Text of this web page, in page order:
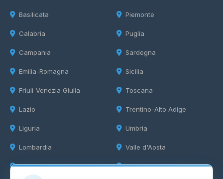
Basilicata
Calabria
Campania
Emilia-Romagna
Friuli-Venezia Giulia
Lazio
Liguria
Lombardia
Marche
Piemonte
Puglia
Sardegna
Sicilia
Toscana
Trentino-Alto Adige
Umbria
Valle d'Aosta
Veneto